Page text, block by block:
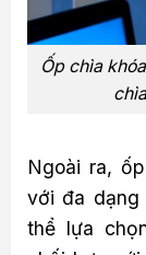
Ốp chìa
Ngoài ra,
với đa dạng
thể lựa